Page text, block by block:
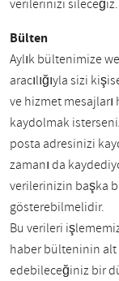
verilerinizi sileceğiz.
Bülten
Aylık bültenimize
aracılığıyla sizi
ve hizmet
kaydolmak
posta adresinizi
zamanı da
verilerinizin başka
gösterebilmelidir.
Bu verileri
haber bülteninin alt
edebileceğiniz bir